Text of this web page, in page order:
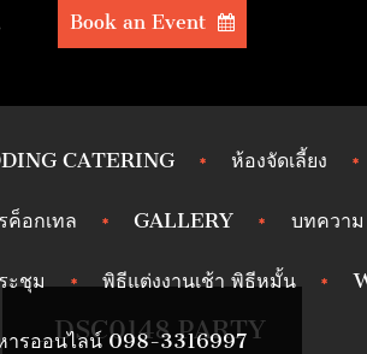
Book an Event
CATERING ห้องจัดเลี้ยง
ค็อกเทล GALLERY บทความ
ะชุม พิธีแต่งงานเช้า พิธีหมั้น
ารออนไลน์ 098-3316997
_DSC0148 PARTY